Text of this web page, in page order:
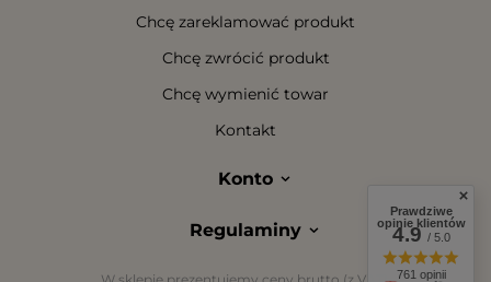
Chcę zareklamować produkt
Chcę zwrócić produkt
Chcę wymienić towar
Kontakt
Konto
Regulaminy
Prawdziwe
opinie klientów
4.9/ 5.0
761 opinii